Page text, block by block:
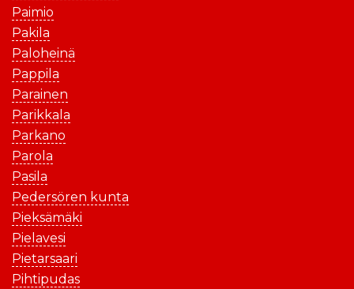
Paimio
Pakila
Paloheinä
Pappila
Parainen
Parikkala
Parkano
Parola
Pasila
Pedersören kunta
Pieksämäki
Pielavesi
Pietarsaari
Pihtipudas